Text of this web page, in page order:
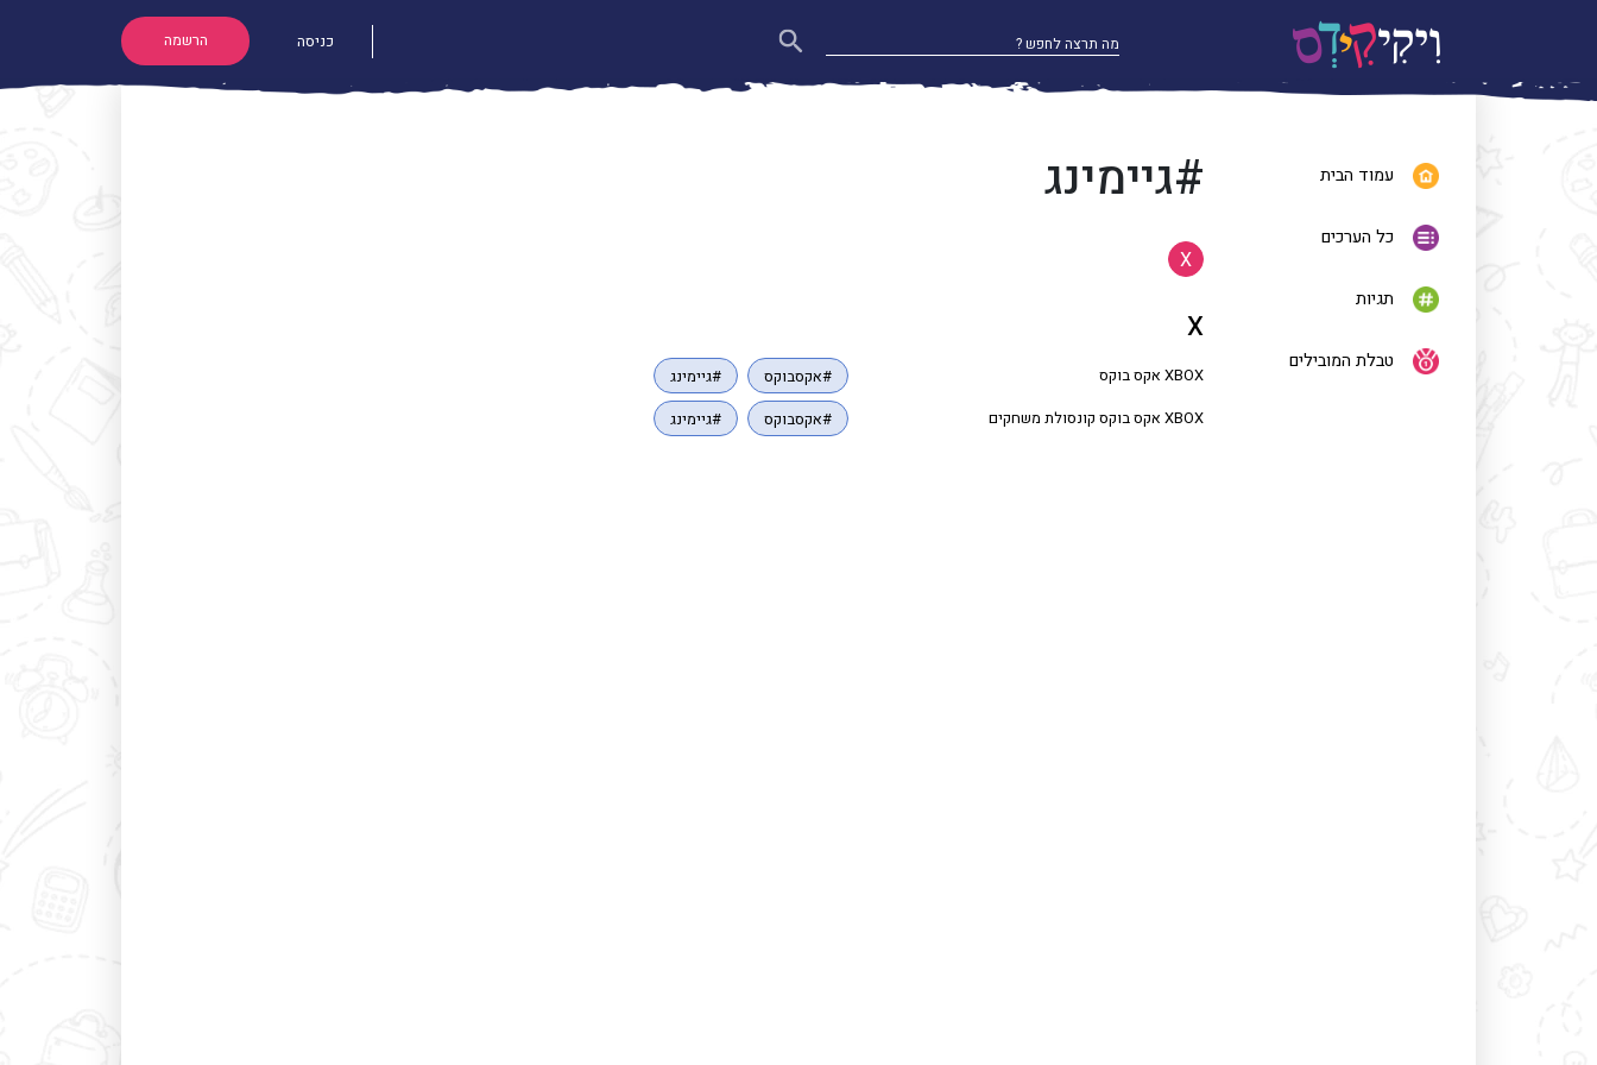
כניסה הרשמה
עמוד הבית
כל הערכים
תגיות
טבלת המובילים
#גיימינג
X
X
XBOX אקס בוקס #אקסבוקס
#גיימינג
XBOX אקס בוקס קונסולת משחקים
#אקסבוקס #גיימינג